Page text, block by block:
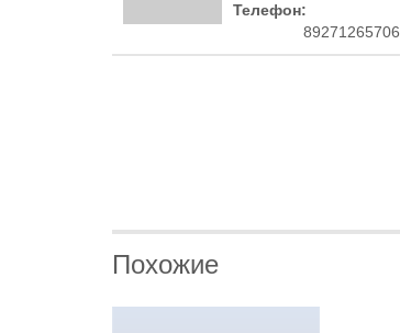
Телефон:
89271265706
Похожие